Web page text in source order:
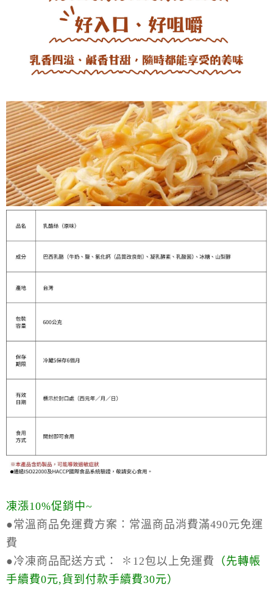
凍漲10%促銷中~
●常溫商品免運費方案： 常溫商品消費滿490元免運
費
●冷凍商品配送方式：
✽12包以上免運費 （ 先轉帳
手續費0元,貨到付款手續費30元）